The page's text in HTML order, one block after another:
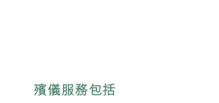
殯儀服務包括